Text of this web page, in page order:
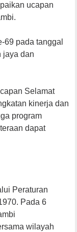
ucapan
69 pada tanggal
jaya dan
Selamat
kinerja dan
program
dapat
Peraturan
Pada 6
wilayah